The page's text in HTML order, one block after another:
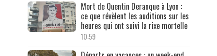
Mort de Quentin Deranque à Lyon :
ce que révèlent les auditions sur les
heures qui ont suivi la rixe mortelle
10:59